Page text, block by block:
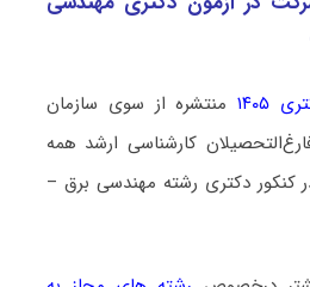
منتشره از سوی سازمان
کارشناسی ارشد همه
کنکور دکتری رشته ﻣﻬﻨﺪسی ﺑﺮق –